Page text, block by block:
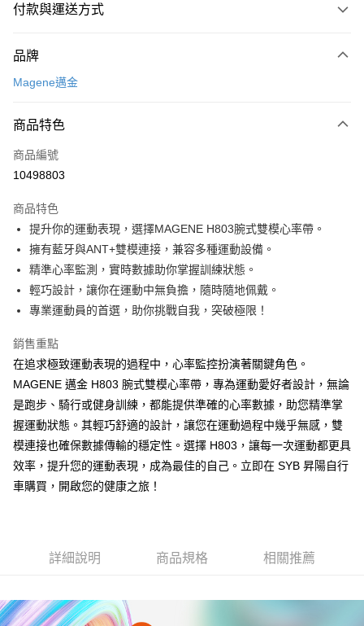
付款與運送方式
信用卡一次付款
LINE Pay
Apple Pay
相關說明
【關於「AFTEE先享後付」】
便利好安心！
１．簡單：不需註冊會員、不需綁卡、不需儲值。
２．便利：只要手機號碼，簡訊認證，即可結帳。
３．安心：先確認商品／服務後，再付款。
１．於結帳方式選擇「AFTEE先享後付」後，將跳轉至「AFTEE先享後付」
結帳頁面，進行簡訊認證並確認金額後，即可完成結帳。
２．訂單成立數日內，您將收到繳費通知簡訊。
３．收到繳費通知簡訊後14天內，點擊此簡訊中的連結，可透過四大超商／
ATM／網路銀行／等多元方式進行付款，方視為交易完成。
購買商品的店家。未經商家同意取消之訂單仍視為有效，需透過AFTEE先享
後付繳納相關費用。
※ 交易是否成功請以「AFTEE先享後付 」之結帳頁面顯示為準，若有關於
是否繳費成功／繳費後需取消欲退款等相關疑問，請聯繫「AFTEE先享後付
客戶支援中心」https://netprotections.freshdesk.com/support/home
權轉讓予恩沛科技股份有限公司。
３．未成年的使用者請事先徵得法定代理人或監護人之同意方可使用
「AFTEE先享後付」，若未經同意申辦者引起之損失，本公司不負相關責
ATM付款
運送方式
全家取貨付款
每筆NT$60
7-11取貨付款
每筆NT$60
付款後－7-11取貨
每筆NT$60
離島宅配（澎湖、金門、馬祖、小琉球、綠島、蘭嶼）
品牌
Magene邁金
商品特色
商品編號
10498803
商品特色
提升你的運動表現，選擇MAGENE H803腕式雙模心率帶。
擁有藍牙與ANT+雙模連接，兼容多種運動設備。
精準心率監測，實時數據助你掌握訓練狀態。
輕巧設計，讓你在運動中無負擔，隨時隨地佩戴。
專業運動員的首選，助你挑戰自我，突破極限！
銷售重點
在追求極致運動表現的過程中，心率監控扮演著關鍵角色。
MAGENE 邁金 H803 腕式雙模心率帶，專為運動愛好者設計，無論
是跑步、騎行或健身訓練，都能提供準確的心率數據，助您精準掌
握運動狀態。其輕巧舒適的設計，讓您在運動過程中幾乎無感，雙
模連接也確保數據傳輸的穩定性。選擇 H803，讓每一次運動都更具
效率，提升您的運動表現，成為最佳的自己。立即在 SYB 昇陽自行
車購買，開啟您的健康之旅！
詳細說明 商品規格 相關推薦